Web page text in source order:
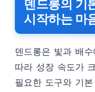
덴드롱의 기
시작하는 마
덴드롱은 빛과 배
따라 성장 속도가
필요한 도구와 기